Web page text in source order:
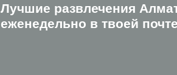
Лучшие развлечения
eженедельно в твоей